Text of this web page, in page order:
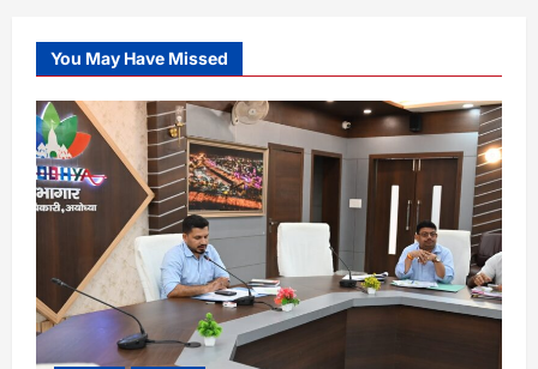
You May Have Missed